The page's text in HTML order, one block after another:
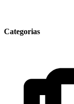
Categorias